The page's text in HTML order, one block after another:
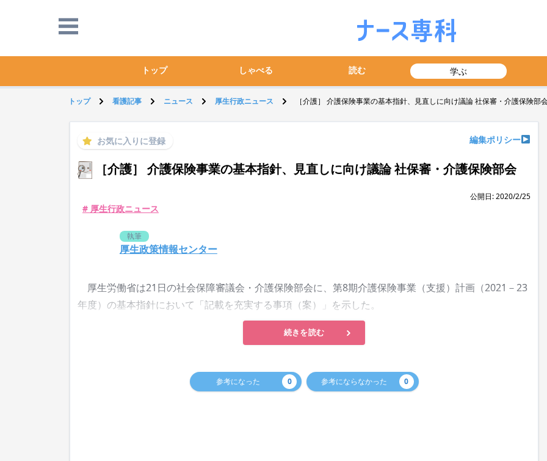
トップ しゃべる 読む 学ぶ
トップ 看護記事 ニュース 厚生行政ニュース ［介護］ 介護保険事業の基本指針、見直しに向け議論 社保審・介護保険部
お気に入りに登録 編集ポリシー
［介護］ 介護保険事業の基本指針、見直しに向け議論 社保審・介護保険部会
公開日: 2020/2/25
# 厚生行政ニュース
執筆
厚生政策情報センター
厚生労働省は21日の社会保障審議会・介護保険部会に、第8期介護保険事業（支援）計画（2021－23
年度）の基本指針において「記載を充実する事項（案）」を示した。
続きを読む
参考になった 0 参考にならなかった 0